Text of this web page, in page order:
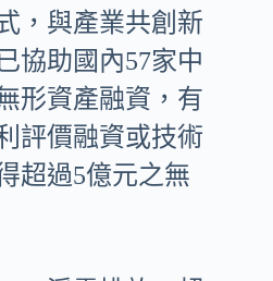
，與產業共創新
協助國內57家中
形資產融資，有
評價融資或技術
超過5億元之無